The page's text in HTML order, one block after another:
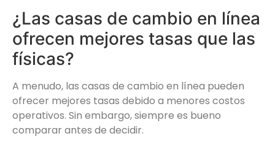
¿Las casas de cambio en línea
ofrecen mejores tasas que las
físicas?
A menudo, las casas de cambio en línea pueden
ofrecer mejores tasas debido a menores costos
operativos. Sin embargo, siempre es bueno
comparar antes de decidir.